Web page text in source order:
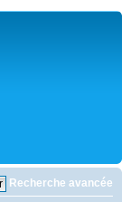
Recherche avancée